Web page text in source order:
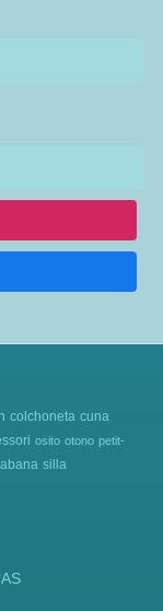
colchoneta cuna
osito otono petit-
silla